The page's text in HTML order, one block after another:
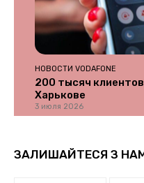
НОВОСТИ VODAFONE
200 тысяч
Харькове
3 июля 2026
ЗАЛИШАЙТЕСЯ З